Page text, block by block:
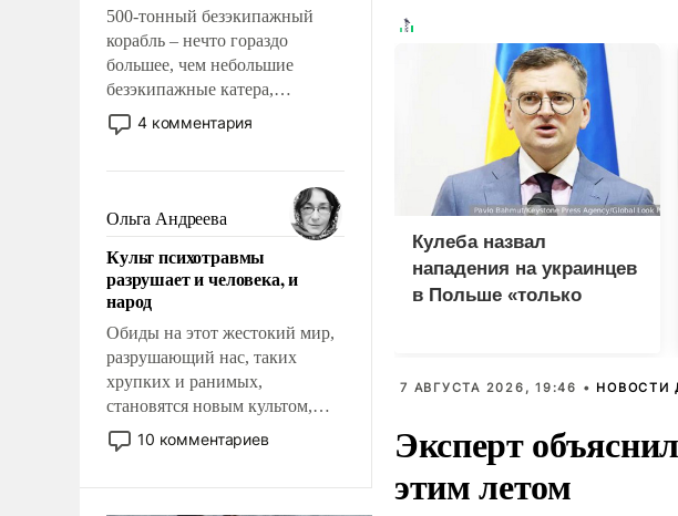
500-тонный безэкипажный
корабль – нечто гораздо
большее, чем небольшие
безэкипажные катера,
применение которых уже
стало обыденностью. Задача по
сложна и амбициозна. Однако
и ее реализация радикально
поднимет наши боевые
возможности.
4 комментария
Ольга Андреева
Культ психотравмы
разрушает и человека, и
народ
Обиды на этот жестокий мир,
разрушающий нас, таких
хрупких и ранимых,
становятся новым культом,
постепенно вытесняя и
отменяя традиционное
10 комментариев
Кулеба назвал
нападения на украинцев
в Польше «только
7 АВГУСТА 2026, 19:46 • НОВОСТИ
Эксперт
этим летом